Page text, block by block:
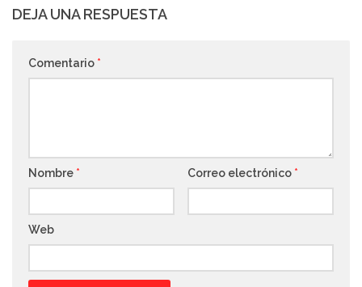
DEJA UNA RESPUESTA
Comentario *
Nombre * Correo electrónico *
Web